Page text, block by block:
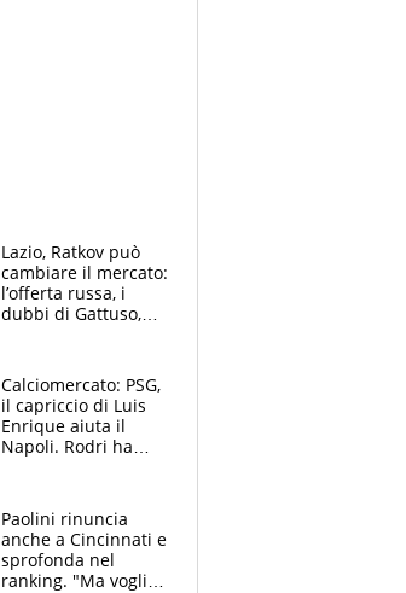
Lazio, Ratkov può
cambiare il mercato:
l’offerta russa, i
dubbi di Gattuso,
Calciomercato: PSG,
il capriccio di Luis
Enrique aiuta il
Napoli. Rodri ha
Fernandez
Paolini rinuncia
anche a Cincinnati e
sprofonda nel
ranking. "Ma voglio